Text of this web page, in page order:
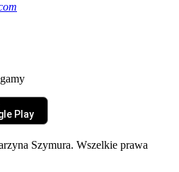
Szymura. Wszelkie prawa